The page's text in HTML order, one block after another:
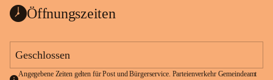
Öffnungszeiten
Geschlossen
Angegebene Zeiten gelten für Post und Bürgerservice. Parteienverkehr Gemeindeamt